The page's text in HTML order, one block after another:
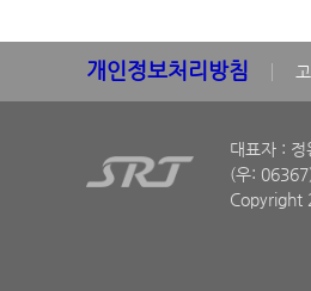
개인정보처리방침
대표자 :
(우:
Copyright